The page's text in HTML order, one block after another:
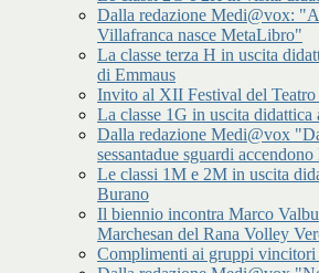
Dalla redazione Medi@vox:
Villafranca nasce MetaLibro"
La classe terza H in uscita
di Emmaus
Invito al XII Festival del Teatro
La classe 1G in uscita didattica
Dalla redazione Medi@vox
sessantadue sguardi
Le classi 1M e 2M in uscita
Burano
Il biennio incontra Marco
Marchesan del Rana Volley
Complimenti ai gruppi